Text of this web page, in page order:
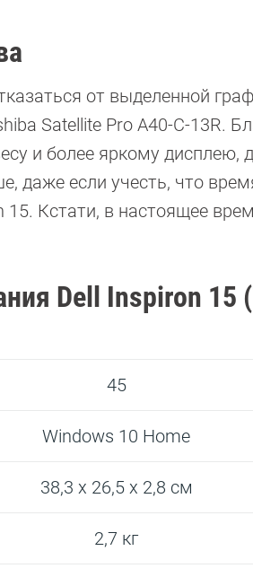
от выделенной
Satellite Pro A40-C-13R.
и более яркому дисплею,
даже если учесть, что
15. Кстати, в настоящее
Dell Inspiron 15
45
Windows 10 Home
38,3 x 26,5 x 2,8 см
2,7 кг